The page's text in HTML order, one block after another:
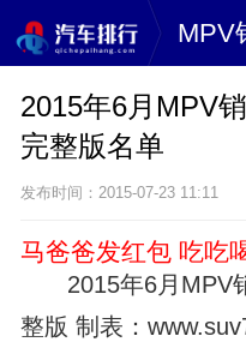
MPV
2015年6月MPV
完整版名单
发布时间：2015-07-23 11:11
马爸爸发红包 吃吃
2015年6月MPV
整版 制表：